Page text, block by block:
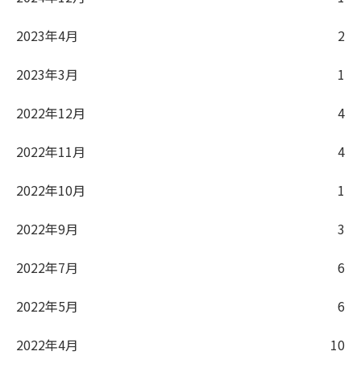
2023年4月
2
2023年3月
1
2022年12月
4
2022年11月
4
2022年10月
1
2022年9月
3
2022年7月
6
2022年5月
6
2022年4月
10